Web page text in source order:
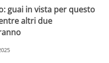
guai in vista per questo
altri due